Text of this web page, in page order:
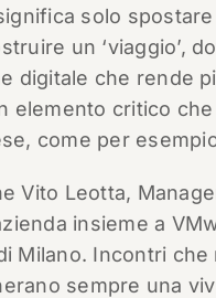
solo
un ‘viaggio’,
digitale che rende
elemento critico
come per
Vito Leotta,
insieme a
Milano. Incontri
sempre una